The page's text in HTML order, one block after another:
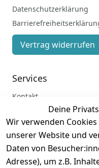
Deine
Wir verwenden
unserer Website und
Daten von
Adresse), um z.B.
Datenschutzerklärung
Vertrag widerrufen
Services
Kontakt
Registrieren
Zahlung und Versand